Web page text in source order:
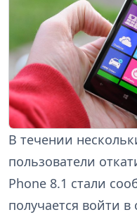
В течении
пользователи
Phone 8.1 стали
получается войти